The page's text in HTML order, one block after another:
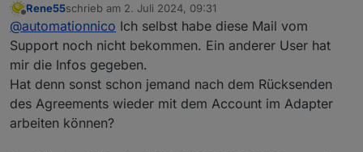
Support.
Ich hatte letzte Woche auch bemerkt, das
keine Daten mehr in den ioBroker
reinkommen. Als ich das das letzte Mal hatte
(Anfang des Jahres), habe ich den Support
um einen neuen Api Key und Secret Key
gebeten. Dieses Mal habe ich genau die
gleiche Mail wie weiter oben bekommen mit
der Aufforderung zur Zustimmung des
Ich werde jetzt auch meine Zustimmung
geben. Aber vermutlich mittelfristig auch auf
die Modbus-Variante umstellen.
Gruß Nico
Edit:
@
Offline
Rene55schrieb am 2. Juli 2024, 09:31
zuletzt editiert von
@automationnico Ich selbst habe diese Mail vom
Support noch nicht bekommen. Ein anderer User hat
mir die Infos gegeben.
Hat denn sonst schon jemand nach dem Rücksenden
des Agreements wieder mit dem Account im Adapter
arbeiten können?